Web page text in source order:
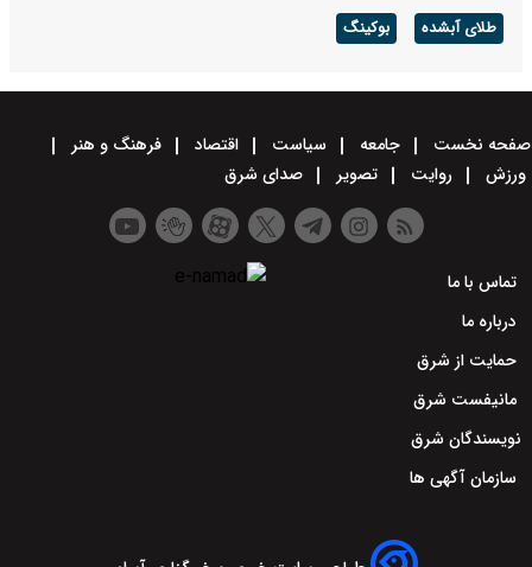
طلای آبشده بوکینگ
صفحه نخست جامعه سیاست اقتصاد
فرهنگ و هنر
ورزش
روایت تصویر صدای شرق
تماس با ما
درباره ما
حمایت از شرق
مانیفست شرق
نویسندگان شرق
سازمان آگهی ها